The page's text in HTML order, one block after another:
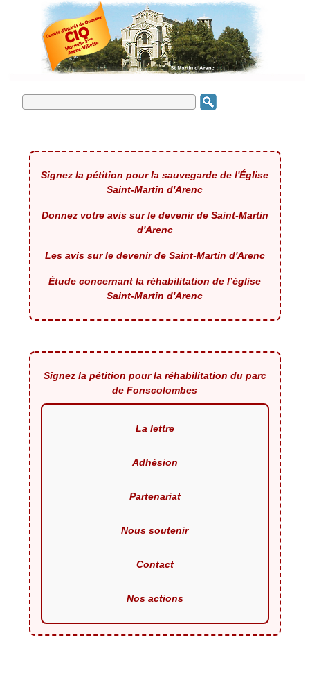
Signez la pétition pour la sauvegarde de l'Église
Saint-Martin d'Arenc
Donnez votre avis sur le devenir de Saint-Martin
d'Arenc
Les avis sur le devenir de Saint-Martin d'Arenc
Étude concernant la réhabilitation de l’église
Saint-Martin d'Arenc
Signez la pétition pour la réhabilitation du parc
de Fonscolombes
La lettre
Adhésion
Partenariat
Nous soutenir
Contact
Nos actions